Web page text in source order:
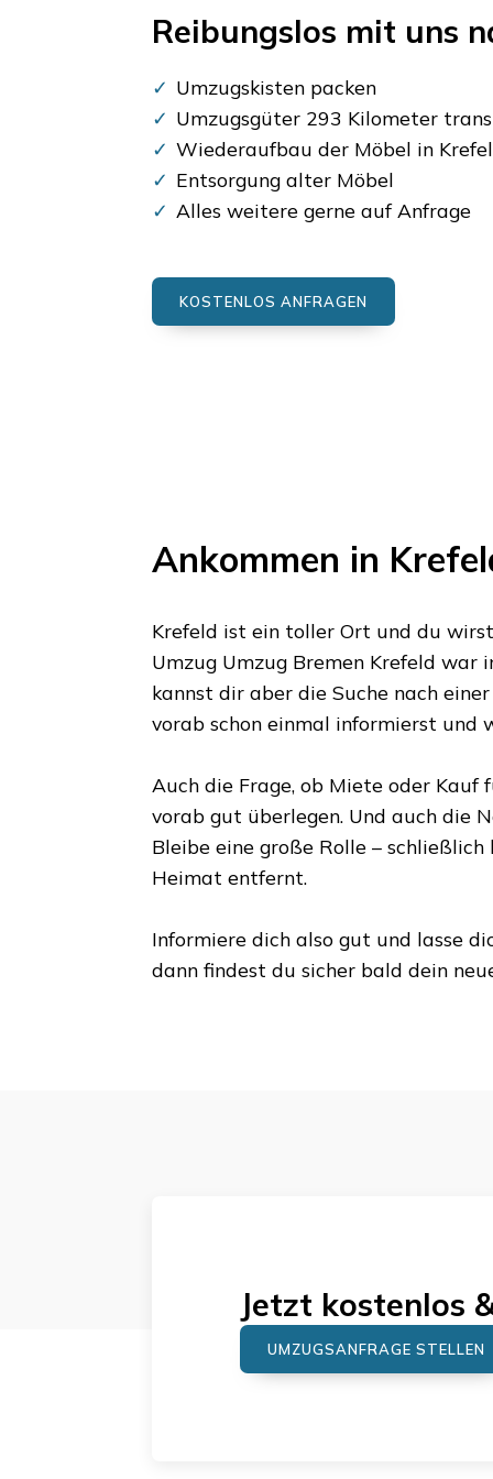
Reibungslos mit uns
Umzugskisten packen
Umzugsgüter 293 Kilometer
Wiederaufbau der Möbel in
Entsorgung alter Möbel
Alles weitere gerne auf Anfrage
KOSTENLOS ANFRAGEN
Ankommen in
Krefeld ist ein toller Ort und du
Umzug Umzug Bremen Krefeld war
kannst dir aber die Suche nach
vorab schon einmal informierst und
Auch die Frage, ob Miete oder Kauf
vorab gut überlegen. Und auch die
Bleibe eine große Rolle –
Heimat entfernt.
Informiere dich also gut und lasse
dann findest du sicher bald dein
Jetzt kostenlos
UMZUGSANFRAGE STELLEN